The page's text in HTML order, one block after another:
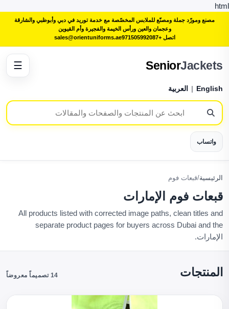
html
مصنع ومورّد جملة ومصنّع للملابس المخصّصة مع خدمة توريد في دبي وأبوظبي والشارقة
وعجمان والعين ورأس الخيمة والفجيرة وأم القيوين
اتصل +971505992087
sales@orientuniforms.ae
SeniorJackets
English
| العربية
واتساب
☰
الرئيسية/قبعات فوم
قبعات فوم الإمارات
All products listed with corrected image paths, clean titles and
separate product pages for buyers across Dubai and the
الإمارات.
المنتجات 14 تصميماً معروضاً